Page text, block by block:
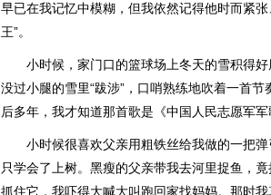
早已在我记忆中模糊，但我依然记得他时而紧
王”。
小时候，家门口的篮球场上冬天的雪积得
没过小腿的雪里“跋涉”，口哨熟练地吹着一首
后多年，我才知道那首歌是《中国人民志愿军军
小时候很喜欢父亲用粗铁丝给我做的一把
只学会了上树。黑瘦的父亲带我去河里捉鱼，
抓住它，我吓得大喊大叫跑回家找妈妈。那时我